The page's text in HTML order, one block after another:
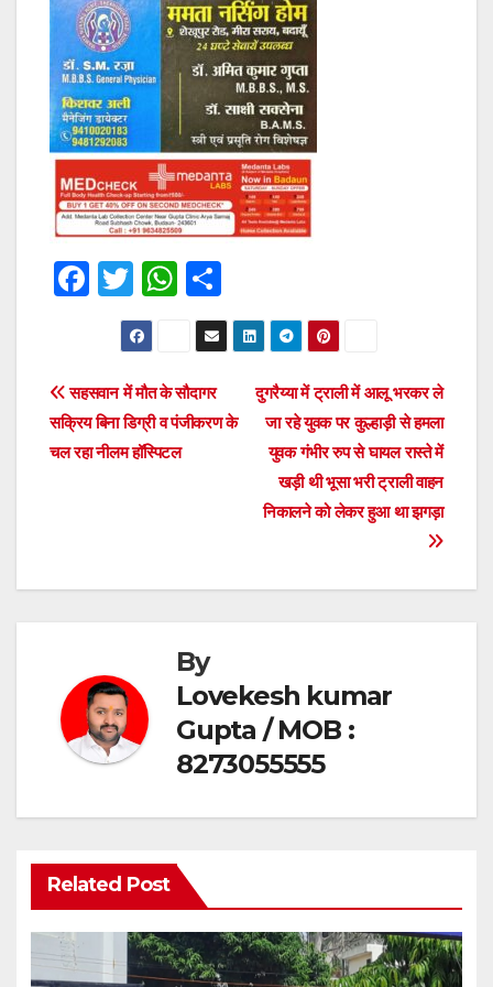
F
e
b
o
T
wi
tt
er
W
h
at
s
A
p
h
ar
Post
navigation
दुगरैय्या में ट्राली में आलू भरकर ले
जा रहे युवक पर कुल्हाड़ी से हमला
युवक गंभीर रुप से घायल रास्ते में
खड़ी थी भूसा भरी ट्राली वाहन
निकालने को लेकर हुआ था झगड़ा
सहसवान में मौत के सौदागर
सक्रिय बिना डिग्री व पंजीकरण के
चल रहा नीलम हॉस्पिटल
By
Lovekesh kumar
Gupta / MOB :
8273055555
Related Post